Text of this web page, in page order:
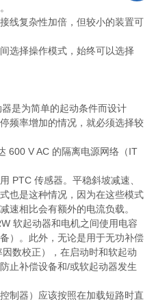
线复杂性加倍，但较小的装置可
选择操作模式，始终可以选择
是为简单的起动条件而设计
频率增加的情况，就必须选择较
600 V AC 的隔离电源网络（IT
PTC 传感器。平稳斜坡减速、
也是这种情况，因为在这些模式
速相比会有额外的电流负载。
软起动器和电机之间使用电容
）。此外，无论是用于无功补偿
数校正），在启动时和软起动
止补偿设备和/或软起动器发生
制器）应该按照在加载短路时直